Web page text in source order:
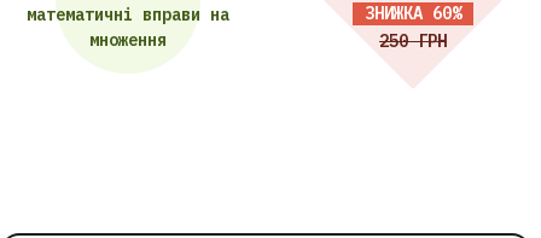
математичні вправи на
множення
ЗНИЖКА 60%
250 ГРН